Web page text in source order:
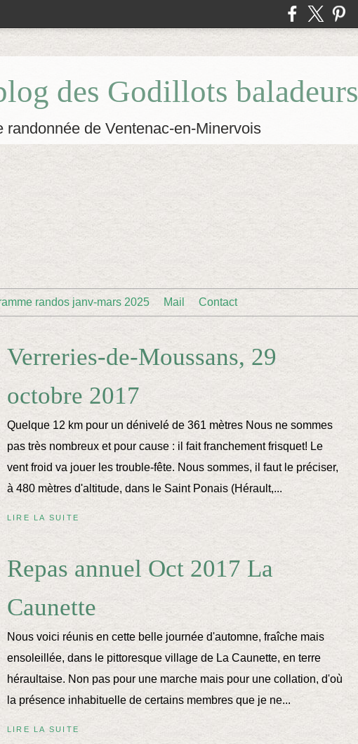
des Godillots baladeurs
randonnée de Ventenac-en-Minervois
randos janv-mars 2025 Mail Contact
Verreries-de-Moussans, 29
octobre 2017
Quelque 12 km pour un dénivelé de 361 mètres Nous ne sommes
pas très nombreux et pour cause : il fait franchement frisquet! Le
vent froid va jouer les trouble-fête. Nous sommes, il faut le préciser,
à 480 mètres d'altitude, dans le Saint Ponais (Hérault,...
LIRE LA SUITE
Repas annuel Oct 2017 La
Caunette
Nous voici réunis en cette belle journée d'automne, fraîche mais
ensoleillée, dans le pittoresque village de La Caunette, en terre
héraultaise. Non pas pour une marche mais pour une collation, d'où
la présence inhabituelle de certains membres que je ne...
LIRE LA SUITE